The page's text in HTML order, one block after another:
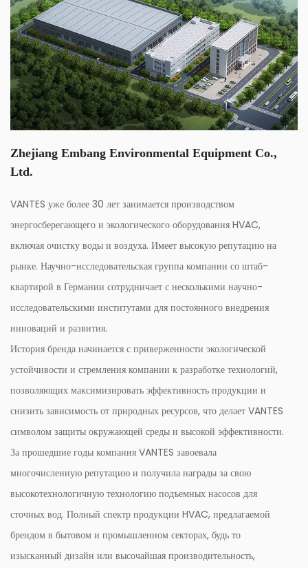
бесплатными мягкими переходниками для шлангов как
для впускных, так и для выпускных соединений, что
упрощает процесс установки. Эти переходники
обеспечивают надежное и герметичное соединение с
водопроводной системой.
Гибкие возможности установки: Насос предназначен для
боковую подачу. Эта гибкость учитывает различные
Zhejiang Embang Environmental Equipment Co.,
Ltd.
VANTES уже более 30 лет занимается производством
энергосберегающего и экологического оборудования HVAC,
включая очистку воды и воздуха. Имеет высокую репутацию на
рынке. Научно-исследовательская группа компании со штаб-
квартирой в Германии сотрудничает с несколькими научно-
исследовательскими институтами для постоянного внедрения
инноваций и развития.
История бренда начинается с приверженности экологической
устойчивости и стремления компании к разработке технологий,
позволяющих максимизировать эффективность продукции и
снизить зависимость от природных ресурсов, что делает VANTES
символом защиты окружающей среды и высокой эффективности.
За прошедшие годы компания VANTES завоевала
многочисленную репутацию и получила награды за свою
высокотехнологичную технологию подъемных насосов для
сточных вод. Полный спектр продукции HVAC, предлагаемой
брендом в бытовом и промышленном секторах, будь то
изысканный дизайн или высочайшая производительность,